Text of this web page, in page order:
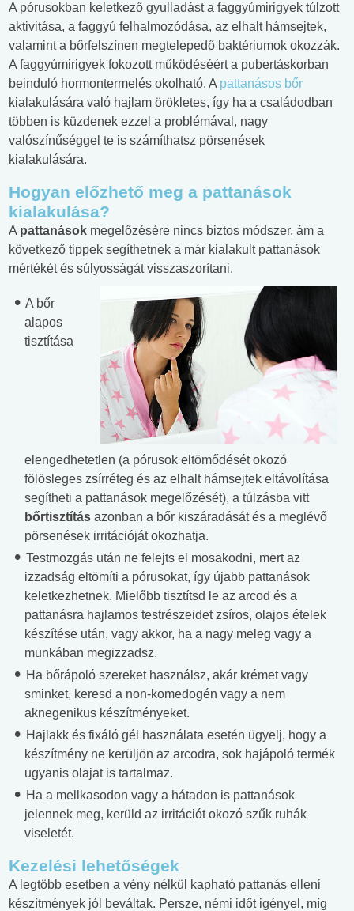
A pórusokban keletkező gyulladást a faggyúmirigyek túlzott
aktivitása, a faggyú felhalmozódása, az elhalt hámsejtek,
valamint a bőrfelszínen megtelepedő baktériumok okozzák.
A faggyúmirigyek fokozott működéséért a pubertáskorban
beinduló hormontermelés okolható. A pattanásos bőr
kialakulására való hajlam örökletes, így ha a családodban
többen is küzdenek ezzel a problémával, nagy
valószínűséggel te is számíthatsz pörsenések
kialakulására.
Hogyan előzhető meg a pattanások
kialakulása?
A pattanások megelőzésére nincs biztos módszer, ám a
következő tippek segíthetnek a már kialakult pattanások
mértékét és súlyosságát visszaszorítani.
A bőr
alapos
tisztítása
elengedhetetlen (a pórusok eltömődését okozó
fölösleges zsírréteg és az elhalt hámsejtek eltávolítása
segítheti a pattanások megelőzését), a túlzásba vitt
bőrtisztítás azonban a bőr kiszáradását és a meglévő
pörsenések irritációját okozhatja.
Testmozgás után ne felejts el mosakodni, mert az
izzadság eltömíti a pórusokat, így újabb pattanások
keletkezhetnek. Mielőbb tisztítsd le az arcod és a
pattanásra hajlamos testrészeidet zsíros, olajos ételek
készítése után, vagy akkor, ha a nagy meleg vagy a
munkában megizzadsz.
Ha bőrápoló szereket használsz, akár krémet vagy
sminket, keresd a non-komedogén vagy a nem
aknegenikus készítményeket.
Hajlakk és fixáló gél használata esetén ügyelj, hogy a
készítmény ne kerüljön az arcodra, sok hajápoló termék
ugyanis olajat is tartalmaz.
Ha a mellkasodon vagy a hátadon is pattanások
jelennek meg, kerüld az irritációt okozó szűk ruhák
viseletét.
Kezelési lehetőségek
A legtöbb esetben a vény nélkül kapható pattanás elleni
készítmények jól beváltak. Persze, némi időt igényel, míg